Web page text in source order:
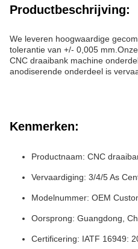
Productbeschrijving:
We leveren hoogwaardige
tolerantie van +/- 0,005
CNC draaibank machine
anodiserende onderdeel is
Kenmerken:
Productnaam: CNC
Vervaardiging: 3/4/5 As
Modelnummer: OEM
Oorsprong: Guangdong,
Certificering: IATF 16949: